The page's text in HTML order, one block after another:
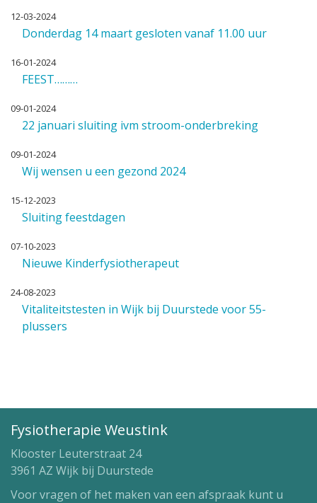
12-03-2024
Donderdag 14 maart gesloten vanaf 11.00 uur
16-01-2024
FEEST………
09-01-2024
22 januari sluiting ivm stroom-onderbreking
09-01-2024
Wij wensen u een gezond 2024
15-12-2023
Sluiting feestdagen
07-10-2023
Nieuwe Kinderfysiotherapeut
24-08-2023
Vitaliteitstesten in Wijk bij Duurstede voor 55-
plussers
Fysiotherapie Weustink
Klooster Leuterstraat 24
3961 AZ Wijk bij Duurstede
Voor vragen of het maken van een afspraak kunt u